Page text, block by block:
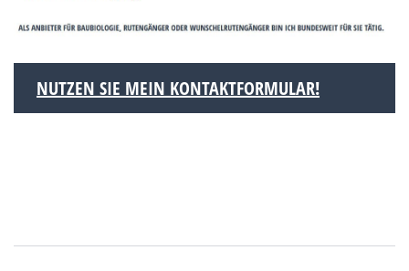
NUTZEN SIE MEIN KONTAKTFORMULAR!